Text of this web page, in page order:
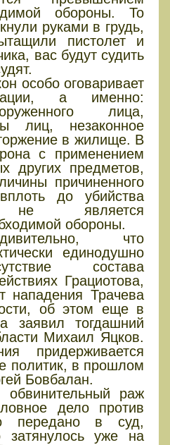
обороны. То
руками в грудь,
пистолет и
вас будут судить
особо оговаривает
а именно:
лица,
лиц, незаконное
в жилище. В
с применением
других предметов,
причиненного
до убийства
не является
обороны.
что
единодушно
состава
Грациотова,
нападения Трачева
об этом еще в
заявил тогдашний
Михаил Яцков.
придерживается
политик, в прошлом
Бовбалан.
раж
дело против
передано в суд,
затянулось уже на